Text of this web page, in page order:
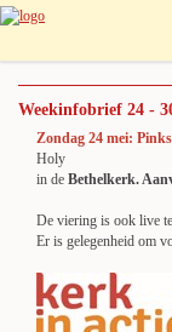
Weekinfobrief 24 -
Zondag 24 mei:
Holy
in de Bethelkerk.
De viering is ook live
Er is gelegenheid om